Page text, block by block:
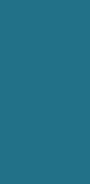
afora).